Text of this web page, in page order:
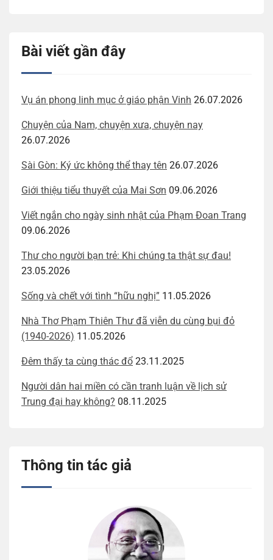
Bài viết gần đây
Vụ án phong linh mục ở giáo phận Vinh 26.07.2026
Chuyện của Nam, chuyện xưa, chuyện nay
26.07.2026
Sài Gòn: Ký ức không thể thay tên 26.07.2026
Giới thiệu tiểu thuyết của Mai Sơn 09.06.2026
Viết ngắn cho ngày sinh nhật của Phạm Đoan Trang
09.06.2026
Thư cho người bạn trẻ: Khi chúng ta thật sự đau!
23.05.2026
Sống và chết với tình “hữu nghị” 11.05.2026
Nhà Thơ Phạm Thiên Thư đã viễn du cùng bụi đỏ
(1940-2026) 11.05.2026
Đêm thấy ta cùng thác đổ 23.11.2025
Người dân hai miền có cần tranh luận về lịch sử
Trung đại hay không? 08.11.2025
Thông tin tác giả